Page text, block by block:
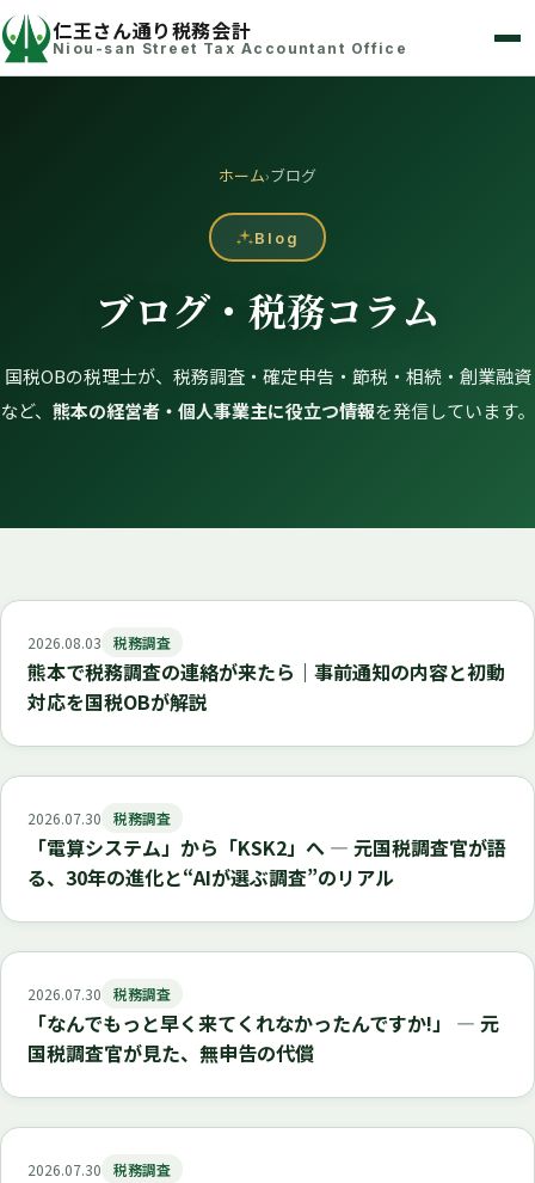
仁王さん通り税務会計
Niou-san Street Tax Accountant Office
ホーム›ブログ
Blog
ブログ・税務コラム
国税OBの税理士が、税務調査・確定申告・節税・相続・創業融資
など、 熊本の経営者・個人事業主に役立つ情報を発信しています。
2026.08.03 税務調査
熊本で税務調査の連絡が来たら｜事前通知の内容と初動
対応を国税OBが解説
2026.07.30 税務調査
「電算システム」から「KSK2」へ ― 元国税調査官が語
る、30年の進化と“AIが選ぶ調査”のリアル
2026.07.30 税務調査
「なんでもっと早く来てくれなかったんですか!」 ― 元
国税調査官が見た、無申告の代償
2026.07.30 税務調査